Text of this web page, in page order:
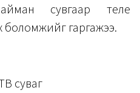
сувгаар теле
боломжийг гаргажээ.
суваг